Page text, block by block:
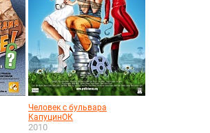
Человек с бульвара
КапуцинОК
2010